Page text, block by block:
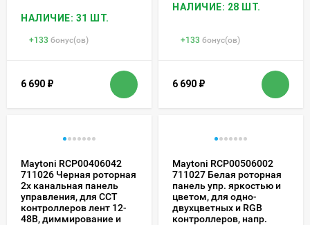
НАЛИЧИЕ: 31 ШТ.
+133 бонус(ов)
6 690 ₽
НАЛИЧИЕ: 28 ШТ.
+133 бонус(ов)
6 690 ₽
Maytoni RCP00406042
711026 Черная роторная
2х канальная панель
управления, для CCT
контроллеров лент 12-
48В, диммирование и
Maytoni RCP00506002
711027 Белая роторная
панель упр. яркостью и
цветом, для одно-
двухцветных и RGB
контроллеров, напр.